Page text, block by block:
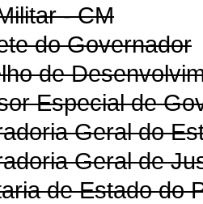
- CM
do Governador
de
Especial de
Geral do
Geral de
de Estado do